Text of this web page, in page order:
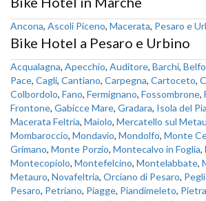
Ancona, Ascoli Piceno, Macerata, Pesaro e
Bike Hotel a Pesaro e Urbino
Acqualagna, Apecchio, Auditore, Barchi,
Pace, Cagli, Cantiano, Carpegna, Cartoceto,
Colbordolo, Fano, Fermignano, Fossombrone,
Frontone, Gabicce Mare, Gradara, Isola del
Macerata Feltria, Maiolo, Mercatello sul
Mombaroccio, Mondavio, Mondolfo, Monte
Grimano, Monte Porzio, Montecalvo in Foglia,
Montecopiolo, Montefelcino, Montelabbate,
Metauro, Novafeltria, Orciano di Pesaro,
Pesaro, Petriano, Piagge, Piandimeleto,